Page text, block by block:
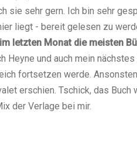
sie sehr gern. Ich bin sehr
liegt - bereit gelesen zu
letzten Monat die meisten
Heyne und auch mein
fortsetzen werde.
erschien. Tschick, das
der Verlage bei mir.